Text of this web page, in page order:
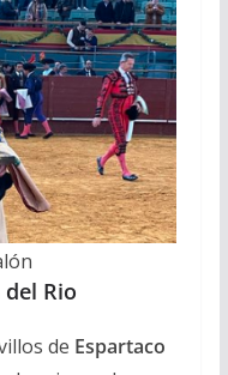
Rio
de Espartaco